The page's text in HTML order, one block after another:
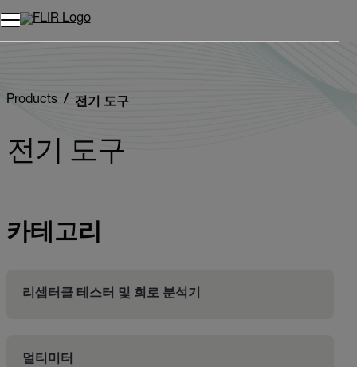
Products 전기 도구
전기 도구
카테고리
리셉터클 테스터 및 회로 분석기
멀티미터